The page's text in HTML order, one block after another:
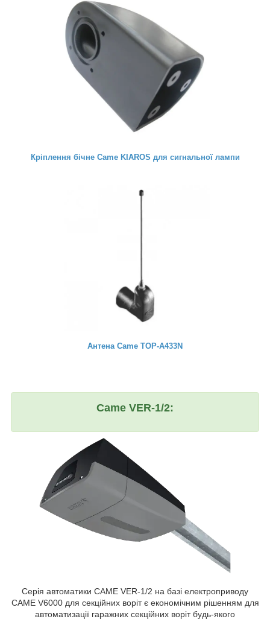
Кріплення бічне Came KIAROS для сигнальної лампи
Антена Came TOP-A433N
Came VER-1/2:
Серія автоматики CAME VER-1/2 на базі електроприводу
CAME V6000 для секційних воріт є економічним рішенням для
автоматизації гаражних секційних воріт будь-якого